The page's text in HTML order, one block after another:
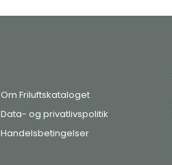
Om Friluftskataloget
Data- og privatlivspolitik
Handelsbetingelser